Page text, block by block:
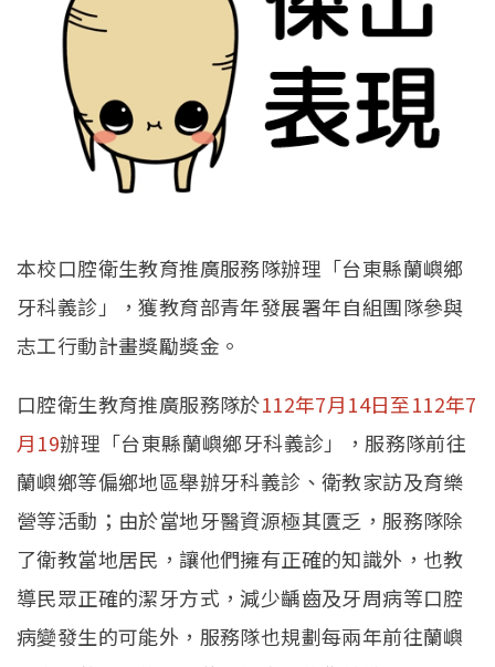
本校口腔衛生教育推廣服務隊辦理「台東縣蘭嶼鄉
牙科義診」，獲教育部青年發展署年自組團隊參與
志工行動計畫獎勵獎金。
口腔衛生教育推廣服務隊於112年7月14日至112年7
月19辦理「台東縣蘭嶼鄉牙科義診」，服務隊前往
蘭嶼鄉等偏鄉地區舉辦牙科義診、衛教家訪及育樂
營等活動；由於當地牙醫資源極其匱乏，服務隊除
了衛教當地居民，讓他們擁有正確的知識外，也教
導民眾正確的潔牙方式，減少齲齒及牙周病等口腔
病變發生的可能外，服務隊也規劃每兩年前往蘭嶼